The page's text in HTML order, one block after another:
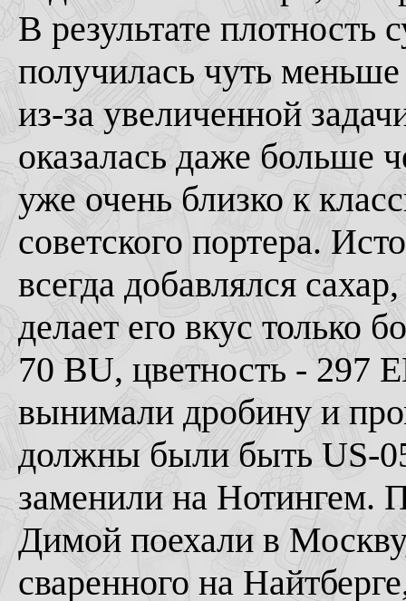
В результате плотность
получилась чуть
из-за увеличенной
оказалась даже больше
уже очень близко к
советского портера.
всегда добавлялся
делает его вкус только
70 BU, цветность - 297
вынимали дробину и
должны были быть US-
заменили на Нотингем.
Димой поехали в
сваренного на